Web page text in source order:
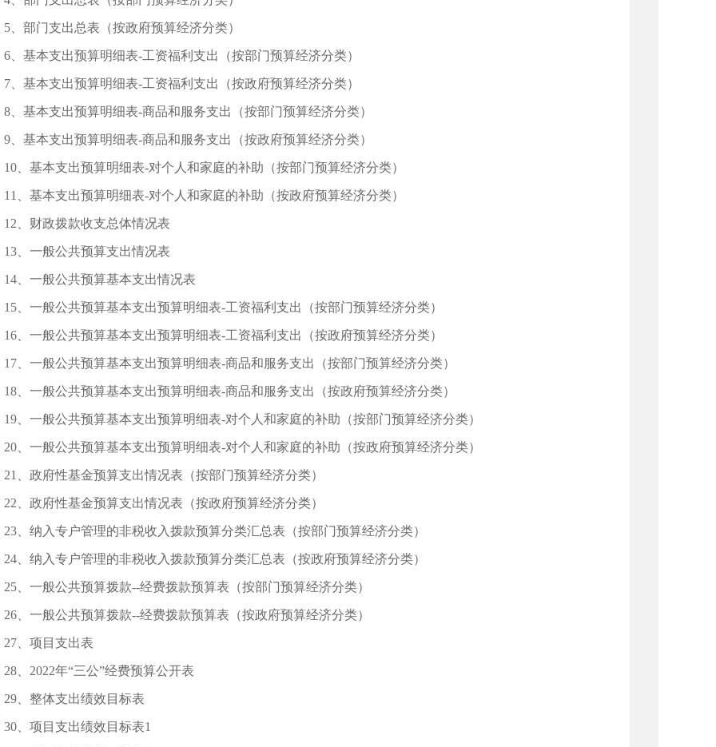
5、部门支出总表（按政府预算经济分类）
6、基本支出预算明细表-工资福利支出（按部门预算经济分类）
7、基本支出预算明细表-工资福利支出（按政府预算经济分类）
8、基本支出预算明细表-商品和服务支出（按部门预算经济分类）
9、基本支出预算明细表-商品和服务支出（按政府预算经济分类）
10、基本支出预算明细表-对个人和家庭的补助（按部门预算经济分类）
11、基本支出预算明细表-对个人和家庭的补助（按政府预算经济分类）
12、财政拨款收支总体情况表
13、一般公共预算支出情况表
14、一般公共预算基本支出情况表
15、一般公共预算基本支出预算明细表-工资福利支出（按部门预算经济分类）
16、一般公共预算基本支出预算明细表-工资福利支出（按政府预算经济分类）
17、一般公共预算基本支出预算明细表-商品和服务支出（按部门预算经济分类）
18、一般公共预算基本支出预算明细表-商品和服务支出（按政府预算经济分类）
19、一般公共预算基本支出预算明细表-对个人和家庭的补助（按部门预算经济分类）
20、一般公共预算基本支出预算明细表-对个人和家庭的补助（按政府预算经济分类）
21、政府性基金预算支出情况表（按部门预算经济分类）
22、政府性基金预算支出情况表（按政府预算经济分类）
23、纳入专户管理的非税收入拨款预算分类汇总表（按部门预算经济分类）
24、纳入专户管理的非税收入拨款预算分类汇总表（按政府预算经济分类）
25、一般公共预算拨款--经费拨款预算表（按部门预算经济分类）
26、一般公共预算拨款--经费拨款预算表（按政府预算经济分类）
27、项目支出表
28、2022年“三公”经费预算公开表
29、整体支出绩效目标表
30、项目支出绩效目标表1